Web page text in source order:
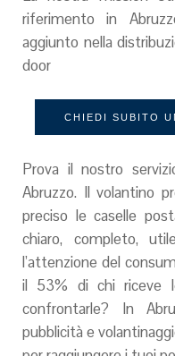
riferimento in
aggiunto nella
door
CHIEDI SUBITO
Prova il nostro
Abruzzo. Il volantino
preciso le caselle
chiaro, completo,
l’attenzione del
il 53% di chi riceve
confrontarle? In
pubblicità e